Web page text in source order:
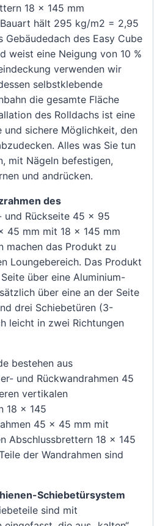
18 x 145 mm
hält 295 kg/m2 = 2,95
Gebäudedach des Easy Cube
weist eine Neigung von 10 %
verwenden wir
selbstklebende
die gesamte Fläche
des Rolldachs ist eine
und sichere Möglichkeit, den
Alles was Sie tun
mit Nägeln befestigen,
und andrücken.
des
und Rückseite 45 x 95
45 mm mit 18 x 145 mm
machen das Produkt zu
Loungebereich. Das Produkt
über eine Aluminium-
über eine an der Seite
drei Schiebetüren (3-
leicht in zwei Richtungen
bestehen aus
und Rückwandrahmen 45
vertikalen
18 x 145
45 x 45 mm mit
Abschlussbrettern 18 x 145
der Wandrahmen sind
Schiebetürsystem
sind mit